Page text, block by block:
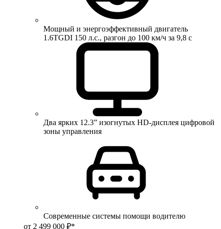
Мощный и энергоэффективный двигатель
1.6TGDI 150 л.с., разгон до 100 км/ч за 9,8 с
Два ярких 12.3” изогнутых HD-дисплея цифровой
зоны управления
Современные системы помощи водителю
от 2 499 000 ₽*